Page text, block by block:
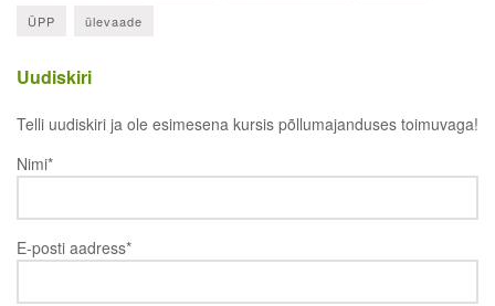
ÜPP ülevaade
Uudiskiri
Telli uudiskiri ja ole esimesena kursis põllumajanduses toimuvaga!
Nimi*
E-posti aadress*